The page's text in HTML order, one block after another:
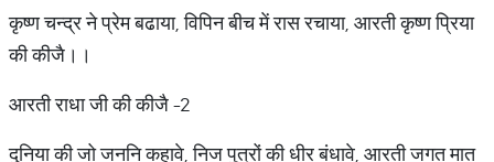
कृष्ण चन्द्र ने प्रेम बढाया, विपिन बीच में रास रचाया, आरती कृष्ण प्रिया
की कीजै।।
आरती राधा जी की कीजै -2
दुनिया की जो जननि कहावे, निज पुत्रों की धीर बंधावे, आरती जगत मात